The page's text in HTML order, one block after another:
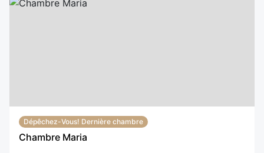
Dépêchez-Vous! Dernière chambre
Chambre Maria